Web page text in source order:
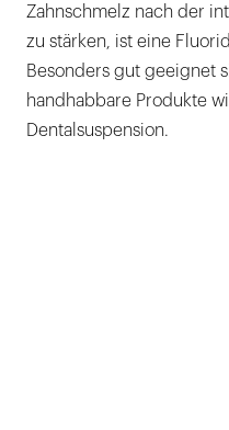
Zahnschmelz nach der
zu stärken, ist eine
Besonders gut geeignet
handhabbare Produkte
Dentalsuspension.